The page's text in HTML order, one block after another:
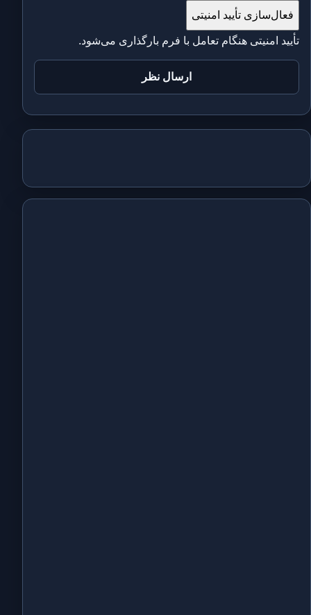
فعال‌سازی تأیید امنیتی
تأیید امنیتی هنگام تعامل با فرم بارگذاری می‌شود.